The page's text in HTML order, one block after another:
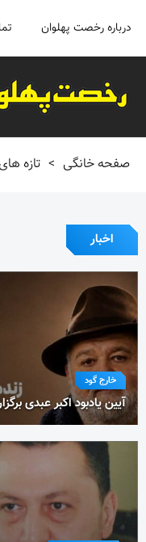
درباره رخصت پهلوان
صفحه خانگی > تازه
اخبار
خارج گود
آیین یادبود اکبر عبدی